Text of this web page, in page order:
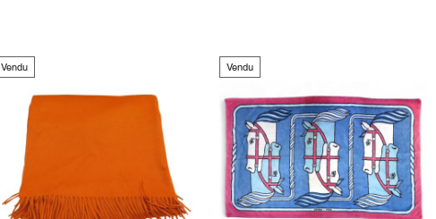
Vendu Vendu